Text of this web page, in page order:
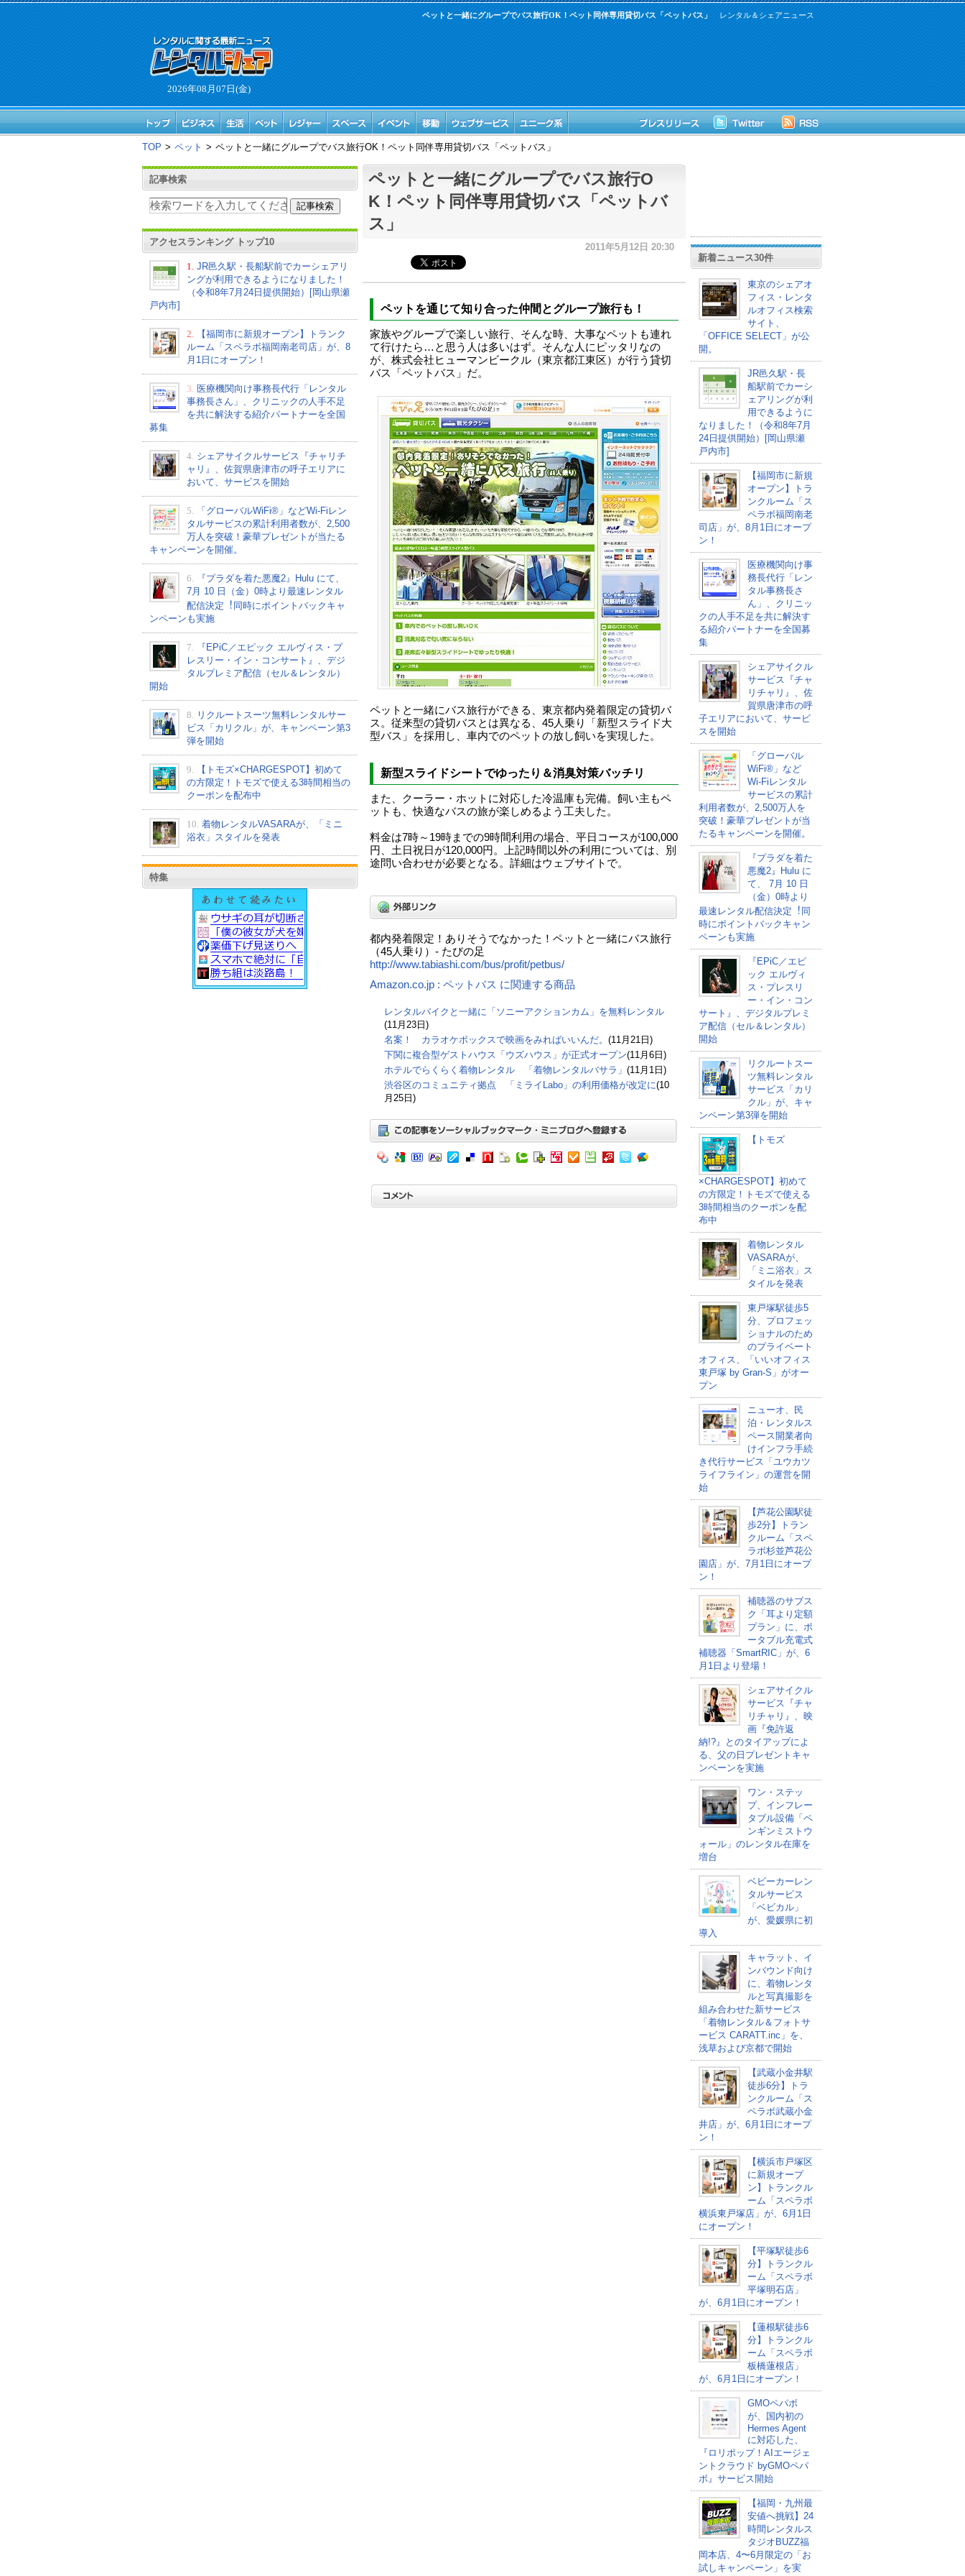
2026年08月07日(金)
レンタル＆シェアニュース
ペットと一緒にグループでバス旅行OK！ペット同伴専用貸切バス「ペットバス」
TOP > ペット > ペットと一緒にグループでバス旅行OK！ペット同伴専用貸切バス「ペットバス」
記事検索
アクセスランキング トップ10
1.
JR邑久駅・長船駅前でカーシェアリ
ングが利用できるようになりました！
（令和8年7月24日提供開始）[岡山県瀬
戸内市]
2.
【福岡市に新規オープン】トランク
ルーム「スペラボ福岡南老司店」が、8
月1日にオープン！
3. 医療機関向け事務長代行「レンタル
事務長さん」、クリニックの人手不足
を共に解決する紹介パートナーを全国
募集
4. シェアサイクルサービス『チャリチ
ャリ』、佐賀県唐津市の呼子エリアに
おいて、サービスを開始
5.
「グローバルWiFi®」などWi-Fiレン
タルサービスの累計利用者数が、2,500
万人を突破！豪華プレゼントが当たる
キャンペーンを開催。
6.
『プラダを着た悪魔2』Hulu にて、
7⽉ 10 ⽇（金）0時より最速レンタル
配信決定︕同時にポイントバックキャ
ンペーンも実施
7.
『EPiC／エピック エルヴィス・プ
レスリー・イン・コンサート』、デジ
タルプレミア配信（セル＆レンタル）
開始
8.
リクルートスーツ無料レンタルサー
ビス「カリクル」が、キャンペーン第3
弾を開始
9.
【トモズ×CHARGESPOT】初めて
の方限定！トモズで使える3時間相当の
クーポンを配布中
10. 着物レンタルVASARAが、「ミニ
浴衣」スタイルを発表
特集
ペットと一緒にグループでバス旅行O
K！ペット同伴専用貸切バス「ペットバ
ス」
2011年5月12日 20:30
ペットを通じて知り合った仲間とグループ旅行も！
家族やグループで楽しい旅行、そんな時、大事なペットも連れ
て行けたら…と思う人は多いはず。そんな人にピッタリなの
が、株式会社ヒューマンビークル（東京都江東区）が行う貸切
バス「ペットバス」だ。
ペットと一緒にバス旅行ができる、東京都内発着限定の貸切バ
ス。従来型の貸切バスとは異なる、45人乗り「新型スライド大
型バス」を採用し、車内でのペットの放し飼いを実現した。
新型スライドシートでゆったり＆消臭対策バッチリ
また、クーラー・ホットに対応した冷温庫も完備。飼い主もペ
ットも、快適なバスの旅が楽しめるよう工夫した。
料金は7時～19時までの9時間利用の場合、平日コースが100,000
円、土日祝日が120,000円。上記時間以外の利用については、別
途問い合わせが必要となる。詳細はウェブサイトで。
都内発着限定！ありそうでなかった！ペットと一緒にバス旅行
（45人乗り）- たびの足
http://www.tabiashi.com/bus/profit/petbus/
Amazon.co.jp : ペットバス に関連する商品
レンタルバイクと一緒に「ソニーアクションカム」を無料レンタル
(11月23日)
名案！ カラオケボックスで映画をみればいいんだ。 (11月21日)
下関に複合型ゲストハウス「ウズハウス」が正式オープン(11月6日)
ホテルでらくらく着物レンタル 「着物レンタルバサラ」 (11月1日)
渋谷区のコミュニティ拠点 「ミライLabo」の利用価格が改定に(10
月25日)
新着ニュース30件
東京のシェアオ
フィス・レンタ
ルオフィス検索
サイト、
「OFFICE SELECT」が公
開。
JR邑久駅・長
船駅前でカーシ
ェアリングが利
用できるように
なりました！（令和8年7月
24日提供開始）[岡山県瀬
戸内市]
【福岡市に新規
オープン】トラ
ンクルーム「ス
ペラボ福岡南老
司店」が、8月1日にオープ
ン！
医療機関向け事
務長代行「レン
タル事務長さ
ん」、クリニッ
クの人手不足を共に解決す
る紹介パートナーを全国募
集
シェアサイクル
サービス『チャ
リチャリ』、佐
賀県唐津市の呼
子エリアにおいて、サービ
スを開始
「グローバル
WiFi®」など
Wi-Fiレンタル
サービスの累計
利用者数が、2,500万人を
突破！豪華プレゼントが当
たるキャンペーンを開催。
『プラダを着た
悪魔2』Hulu に
て、 7⽉ 10 ⽇
（金）0時より
最速レンタル配信決定︕同
時にポイントバックキャン
ペーンも実施
『EPiC／エピ
ック エルヴィ
ス・プレスリ
ー・イン・コン
サート』、デジタルプレミ
ア配信（セル＆レンタル）
開始
リクルートスー
ツ無料レンタル
サービス「カリ
クル」が、キャ
ンペーン第3弾を開始
【トモズ
×CHARGESPOT】初めて
の方限定！トモズで使える
3時間相当のクーポンを配
布中
着物レンタル
VASARAが、
「ミニ浴衣」ス
タイルを発表
東戸塚駅徒歩5
分、プロフェッ
ショナルのため
のプライベート
オフィス、「いいオフィス
東戸塚 by Gran-S」がオー
プン
ニューオ、民
泊・レンタルス
ペース開業者向
けインフラ手続
き代行サービス「ユウカツ
ライフライン」の運営を開
始
【芦花公園駅徒
歩2分】トラン
クルーム「スペ
ラボ杉並芦花公
園店」が、7月1日にオープ
ン！
補聴器のサブス
ク「耳より定額
プラン」に、ポ
ータブル充電式
補聴器「SmartRIC」が、6
月1日より登場！
シェアサイクル
サービス『チャ
リチャリ』、映
画『免許返
納!?』とのタイアップによ
る、父の日プレゼントキャ
ンペーンを実施
ワン・ステッ
プ、インフレー
タブル設備「ペ
ンギンミストウ
ォール」のレンタル在庫を
増台
ベビーカーレン
タルサービス
「ベビカル」
が、愛媛県に初
導入
キャラット、イ
ンバウンド向け
に、着物レンタ
ルと写真撮影を
組み合わせた新サービス
「着物レンタル＆フォトサ
ービス CARATT.inc」を、
浅草および京都で開始
【武蔵小金井駅
徒歩6分】トラ
ンクルーム「ス
ペラボ武蔵小金
井店」が、6月1日にオープ
ン！
【横浜市戸塚区
に新規オープ
ン】トランクル
ーム「スペラボ
横浜東戸塚店」が、6月1日
にオープン！
【平塚駅徒歩6
分】トランクル
ーム「スペラボ
平塚明石店」
が、6月1日にオープン！
【蓮根駅徒歩6
分】トランクル
ーム「スペラボ
板橋蓮根店」
が、6月1日にオープン！
GMOペパボ
が、国内初の
Hermes Agent
に対応した、
『ロリポップ！AIエージェ
ントクラウド byGMOペパ
ボ』サービス開始
【福岡・九州最
安値へ挑戦】24
時間レンタルス
タジオBUZZ福
岡本店、4〜6月限定の「お
試しキャンペーン」を実